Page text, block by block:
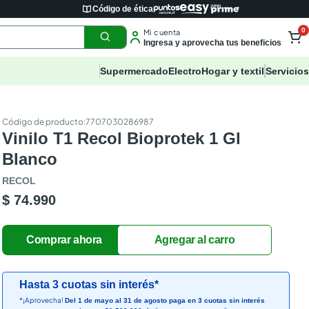
Código de ética
Mi cuenta
Ingresa y aprovecha tus beneficios
0
SupermercadoElectroHogar y textilServicios
:7707030286987
Vinilo T1 Recol Bioprotek 1 Gl
Blanco
RECOL
$ 74.990
Hasta 3 cuotas sin interés*
*¡Aprovecha!Del 1 de mayo al 31 de agosto paga en 3 cuotas sin interés